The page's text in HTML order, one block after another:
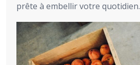
prête à embellir votre quotidien.